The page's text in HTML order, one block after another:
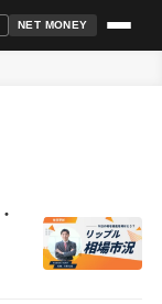
NET MONEY